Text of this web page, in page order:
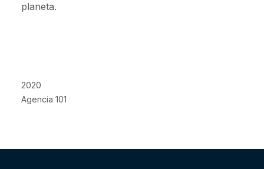
planeta.
2020
Agencia 101